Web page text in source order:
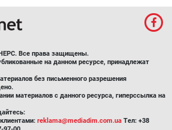
Все права защищены.
на данном ресурсе, принадлежат
без письменного разрешения
материалов с данного ресурса, гиперссылка на
reklama@mediadim.com.ua Тел: +38